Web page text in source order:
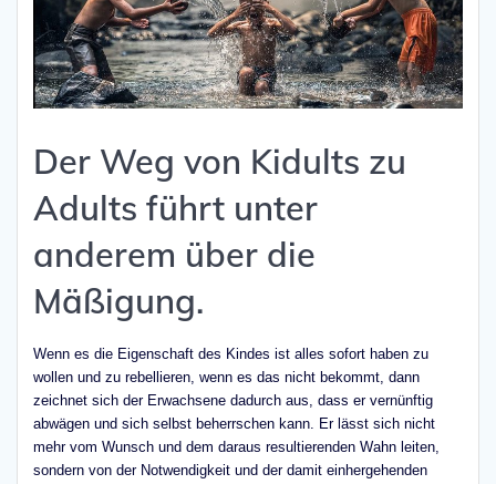
Der Weg von Kidults zu
Adults führt unter
anderem über die
Mäßigung.
Wenn es die Eigenschaft des Kindes ist alles sofort haben zu
wollen und zu rebellieren, wenn es das nicht bekommt, dann
zeichnet sich der Erwachsene dadurch aus, dass er vernünftig
abwägen und sich selbst beherrschen kann. Er lässt sich nicht
mehr vom Wunsch und dem daraus resultierenden Wahn leiten,
sondern von der Notwendigkeit und der damit einhergehenden